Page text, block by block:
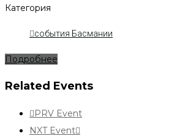
Категория
события Басмании
Подробнее
Related Events
PRV Event
NXT Event